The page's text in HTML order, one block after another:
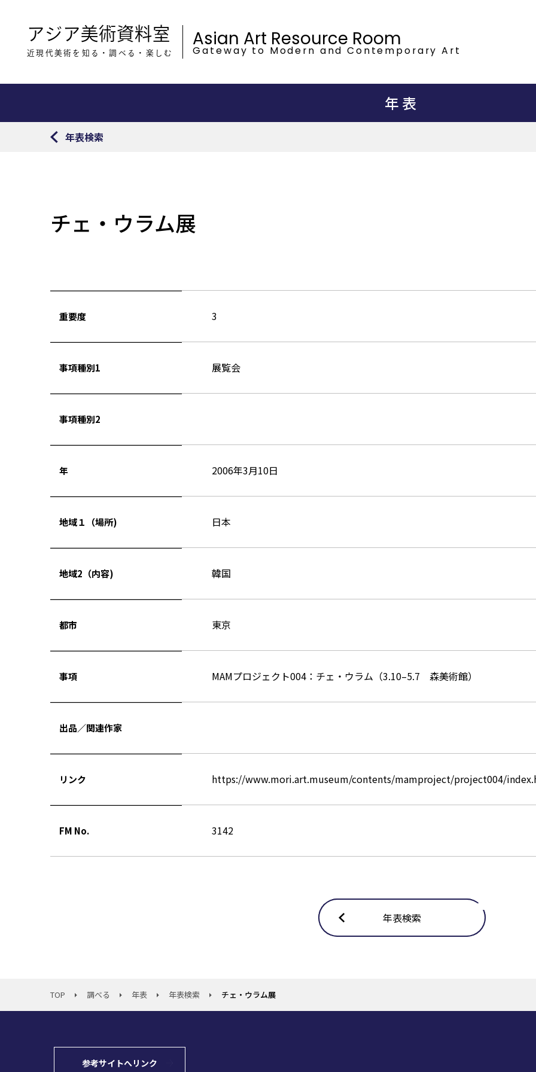
アジア美術資料室
近現代美術を知る・調べる・楽しむ
Asian Art Resource Room
Gateway to Modern and Contemporary Art
年表
年表検索
チェ・ウラム展
重要度 3
事項種別1 展覧会
事項種別2
年 2006年3月10日
地域１（場所) 日本
地域2（内容) 韓国
都市 東京
事項 MAMプロジェクト004：チェ・ウラム（3.10–5.7 森美術館）
出品／関連作家
リンク https://www.mori.art.museum/contents/mamproject/project004/
FM No. 3142
年表検索
TOP 調べる 年表 年表検索 チェ・ウラム展
参考サイトへリンク